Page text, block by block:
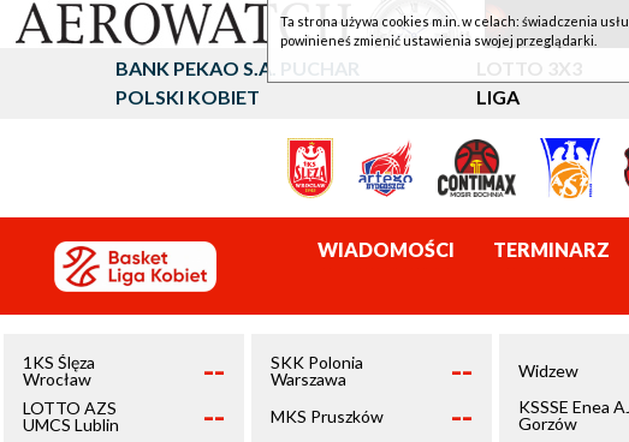
BANK PEKAO S.A. PUCHAR
POLSKI KOBIET
LOTTO 3X3
LIGA
WIADOMOŚCI TERMINARZ
1KS Ślęza
Wrocław
--
LOTTO AZS
UMCS Lublin
--
SKK Polonia
Warszawa
--
MKS Pruszków --
Widzew
KSSSE Enea
Gorzów
Ta strona używa cookies m.in. w celach: świadczenia
powinieneś zmienić ustawienia swojej przeglądarki.